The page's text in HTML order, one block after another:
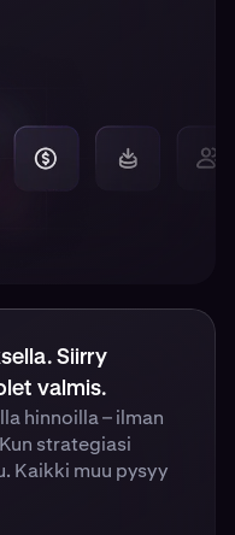
Siirry
valmis.
hinnoilla – ilman
strategiasi
Kaikki muu pysyy